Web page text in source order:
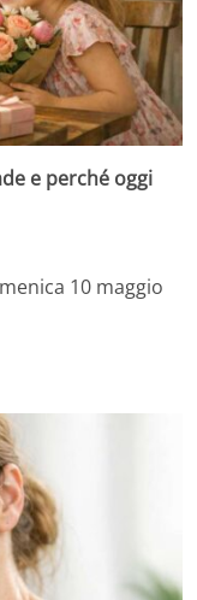
e perché oggi
10 maggio